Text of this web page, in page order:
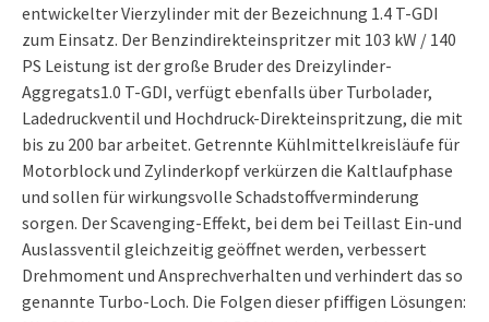
entwickelter Vierzylinder mit der Bezeichnung 1.4 T-GDI
zum Einsatz. Der Benzindirekteinspritzer mit 103 kW / 140
PS Leistung ist der große Bruder des Dreizylinder-
Aggregats1.0 T-GDI, verfügt ebenfalls über Turbolader,
Ladedruckventil und Hochdruck-Direkteinspritzung, die mit
bis zu 200 bar arbeitet. Getrennte Kühlmittelkreisläufe für
Motorblock und Zylinderkopf verkürzen die Kaltlaufphase
und sollen für wirkungsvolle Schadstoffverminderung
sorgen. Der Scavenging-Effekt, bei dem bei Teillast Ein-und
Auslassventil gleichzeitig geöffnet werden, verbessert
Drehmoment und Ansprechverhalten und verhindert das so
genannte Turbo-Loch. Die Folgen dieser pfiffigen Lösungen: